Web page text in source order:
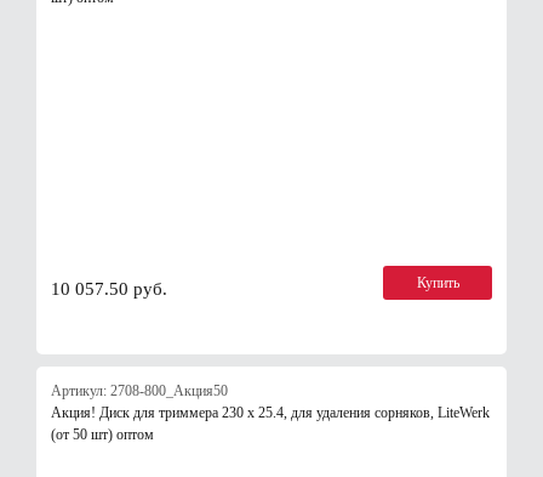
10 057.50 руб. Купить
Артикул: 2708-800_Акция50
Акция! Диск для триммера 230 х 25.4, для удаления сорняков, LiteWerk
(от 50 шт) оптом